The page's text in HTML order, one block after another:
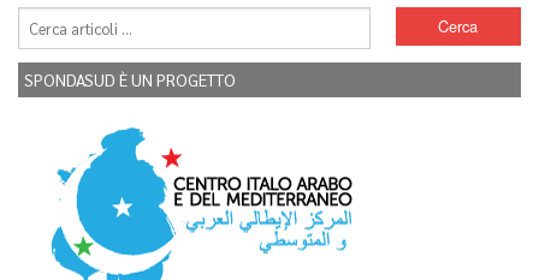
SPONDASUD È UN PROGETTO